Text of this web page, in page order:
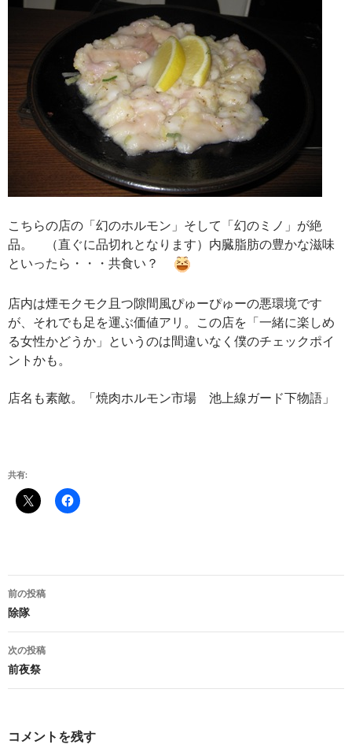
こちらの店の「幻のホルモン」そして「幻のミノ」が絶
品。 （直ぐに品切れとなります）内臓脂肪の豊かな滋味
といったら・・・共食い？
店内は煙モクモク且つ隙間風ぴゅーぴゅーの悪環境です
が、それでも足を運ぶ価値アリ。この店を「一緒に楽しめ
る女性かどうか」というのは間違いなく僕のチェックポイ
ントかも。
店名も素敵。「焼肉ホルモン市場 池上線ガード下物語」
共有:
投
稿
ナ
ビ
ゲ
前の投稿
除隊
次の投稿
前夜祭
コメントを残す